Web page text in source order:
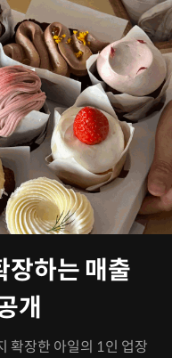
장하는 매출
개
확장한 아일의 1인 업장